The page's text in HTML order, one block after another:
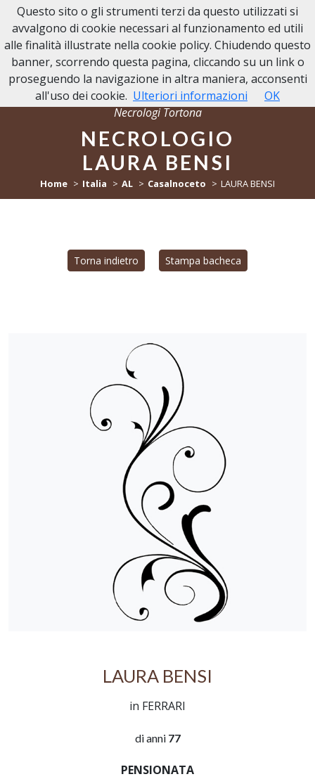
NECROLOGI TORTONA
Necrologi Tortona
NECROLOGIO
LAURA BENSI
Home Italia AL Casalnoceto LAURA BENSI
Torna indietro Stampa bacheca
LAURA BENSI
in FERRARI
di anni 77
PENSIONATA
Questo sito o gli strumenti terzi da questo utilizzati si
avvalgono di cookie necessari al funzionamento ed utili
alle finalità illustrate nella cookie policy. Chiudendo questo
banner, scorrendo questa pagina, cliccando su un link o
proseguendo la navigazione in altra maniera, acconsenti
all'uso dei cookie. Ulteriori informazioni OK